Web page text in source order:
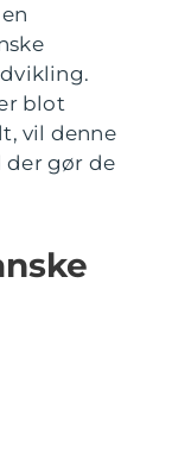
blot
vil denne
der gør de